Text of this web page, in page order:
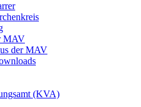
MAV
der MAV
(KVA)